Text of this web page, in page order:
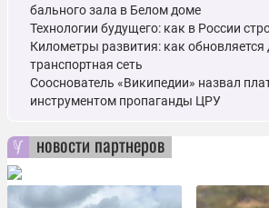
бального зала в Белом доме
Технологии будущего: как в России
Километры развития: как
транспортная сеть
Сооснователь «Википедии» назвал
инструментом пропаганды ЦРУ
новости партнеров